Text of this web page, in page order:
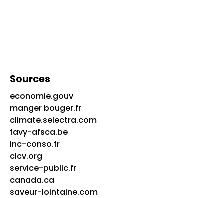
Sources
economie.gouv
manger bouger.fr
climate.selectra.com
favy-afsca.be
inc-conso.fr
clcv.org
service-public.fr
canada.ca
saveur-lointaine.com